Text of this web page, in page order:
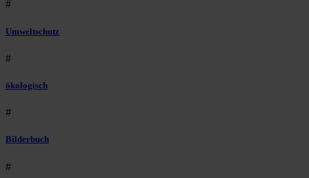
#
Umweltschutz
#
ökologisch
#
Bilderbuch
#